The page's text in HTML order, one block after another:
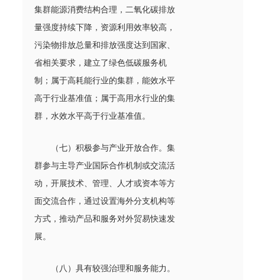
集群能源消费结构合理，二氧化碳排放
量强度持续下降，资源利用效率较高，
污染物排放总量和排放强度达到国家、
省相关要求，建立了绿色低碳服务机
制；属于高耗能行业的集群，能效水平
高于行业基准值；属于高用水行业的集
群，水效水平高于行业基准值。
（七）积极参与产业开放合作。集
群参与主导产业国际合作机制或交流活
动，开展技术、管理、人才或资本等方
面交流合作，通过设置海外分支机构等
方式，推动产品和服务对外贸易快速发
展。
（八）具有较强治理和服务能力。